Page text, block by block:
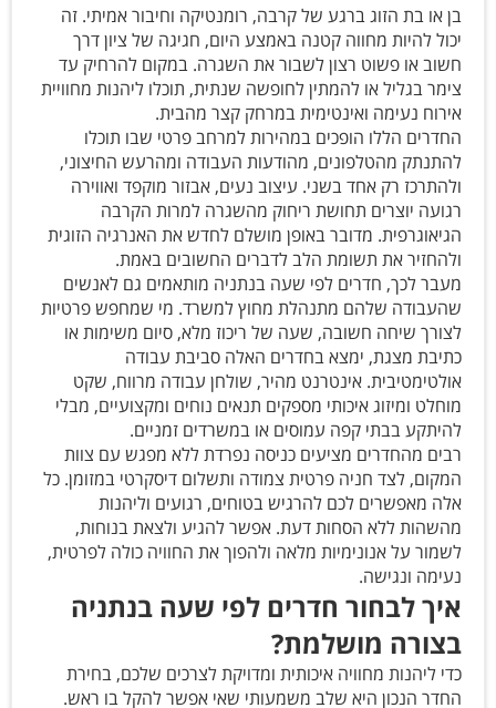
בן או בת הזוג ברגע של קרבה, רומנטיקה וחיבור אמיתי. זה
יכול להיות מחווה קטנה באמצע היום, חגיגה של ציון דרך
חשוב או פשוט רצון לשבור את השגרה. במקום להרחיק עד
צימר בגליל או להמתין לחופשה שנתית, תוכלו ליהנות מחוויית
אירוח נעימה ואינטימית במרחק קצר מהבית.
החדרים הללו הופכים במהירות למרחב פרטי שבו תוכלו
להתנתק מהטלפונים, מהודעות העבודה ומהרעש החיצוני,
ולהתרכז רק אחד בשני. עיצוב נעים, אבזור מוקפד ואווירה
רגועה יוצרים תחושת ריחוק מהשגרה למרות הקרבה
הגיאוגרפית. מדובר באופן מושלם לחדש את האנרגיה הזוגית
ולהחזיר את תשומת הלב לדברים החשובים באמת.
מעבר לכך, חדרים לפי שעה בנתניה מותאמים גם לאנשים
שהעבודה שלהם מתנהלת מחוץ למשרד. מי שמחפש פרטיות
לצורך שיחה חשובה, שעה של ריכוז מלא, סיום משימות או
כתיבת מצגת, ימצא בחדרים האלה סביבת עבודה
אולטימטיבית. אינטרנט מהיר, שולחן עבודה מרווח, שקט
מוחלט ומיזוג איכותי מספקים תנאים נוחים ומקצועיים, מבלי
להיתקע בבתי קפה עמוסים או במשרדים זמניים.
רבים מהחדרים מציעים כניסה נפרדת ללא מפגש עם צוות
המקום, לצד חניה פרטית צמודה ותשלום דיסקרטי במזומן. כל
אלה מאפשרים לכם להרגיש בטוחים, רגועים וליהנות
מהשהות ללא הסחות דעת. אפשר להגיע ולצאת בנוחות,
לשמור על אנונימיות מלאה ולהפוך את החוויה כולה לפרטית,
נעימה ונגישה.
איך לבחור חדרים לפי שעה בנתניה
בצורה מושלמת?
כדי ליהנות מחוויה איכותית ומדויקת לצרכים שלכם, בחירת
החדר הנכון היא שלב משמעותי שאי אפשר להקל בו ראש.